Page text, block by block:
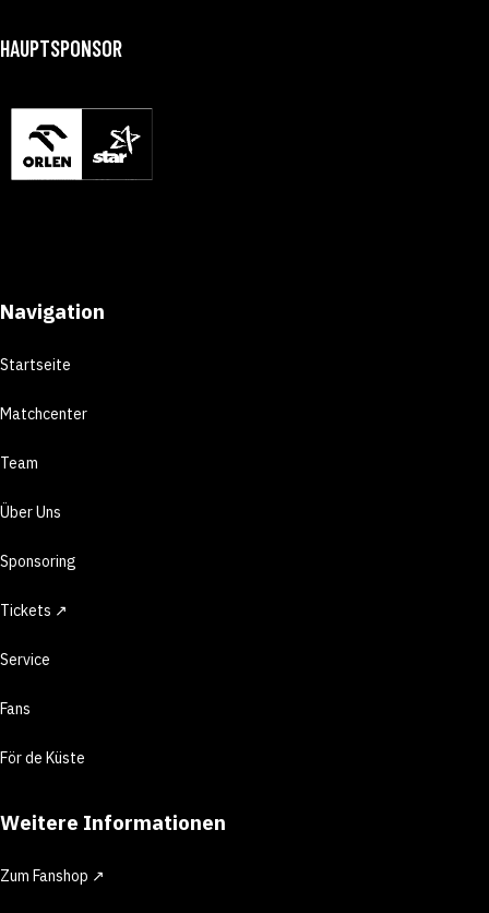
HAUPTSPONSOR
Navigation
Startseite
Matchcenter
Team
Über Uns
Sponsoring
Tickets ↗
Service
Fans
För de Küste
Weitere Informationen
Zum Fanshop ↗